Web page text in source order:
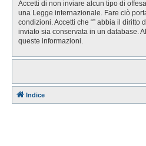
Accetti di non inviare alcun tipo di
una Legge internazionale. Fare ciò
condizioni. Accetti che “” abbia il
inviato sia conservata in un database.
queste informazioni.
Indice